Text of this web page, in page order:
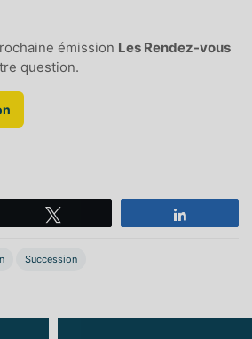
émission Les Rendez-vous
question.
Succession